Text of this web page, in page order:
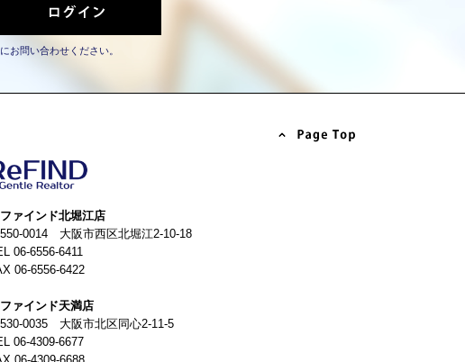
お問い合わせください。
ファインド北堀江店
0014 大阪市西区北堀江2-10-18
06-6556-6411
06-6556-6422
ファインド天満店
0035 大阪市北区同心2-11-5
06-4309-6677